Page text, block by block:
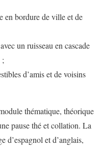
en bordure de ville et de
un ruisseau en cascade
;
d’amis et de voisins
thématique, théorique
pause thé et collation. La
d’espagnol et d’anglais,